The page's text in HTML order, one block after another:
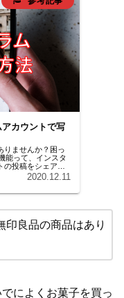
アカウントで写
りませんか？困っ
能って、インスタ
の投稿をシェアし
むことで、次のこ
2020.12.11
印良品の商品はあり
によくお菓子を買っ